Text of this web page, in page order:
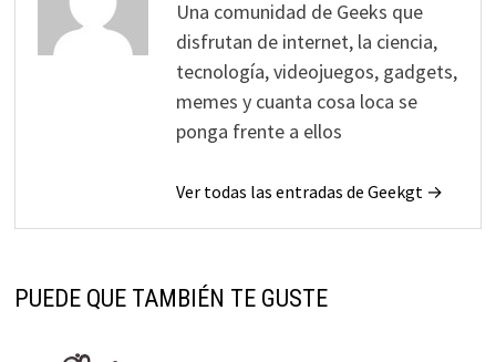
Una comunidad de Geeks que
disfrutan de internet, la ciencia,
tecnología, videojuegos, gadgets,
memes y cuanta cosa loca se
ponga frente a ellos
Ver todas las entradas de Geekgt →
PUEDE QUE TAMBIÉN TE GUSTE